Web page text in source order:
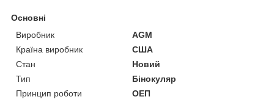
Основні
Виробник
AGM
Країна виробник
США
Стан
Новий
Тип
Бінокуляр
Принцип роботи
ОЕП